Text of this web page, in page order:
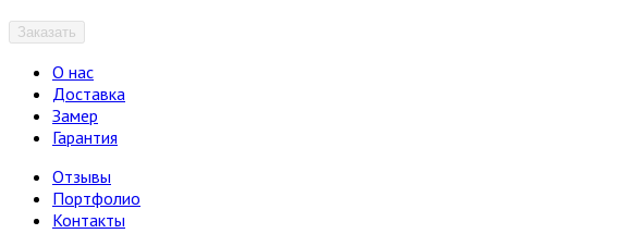
Заказать
О нас
Доставка
Замер
Гарантия
Отзывы
Портфолио
Контакты